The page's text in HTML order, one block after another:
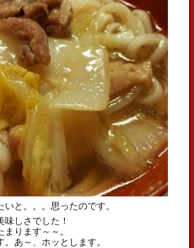
と。。。思ったのです。
味しさでした！
ります～～。
あ～、ホッとします。